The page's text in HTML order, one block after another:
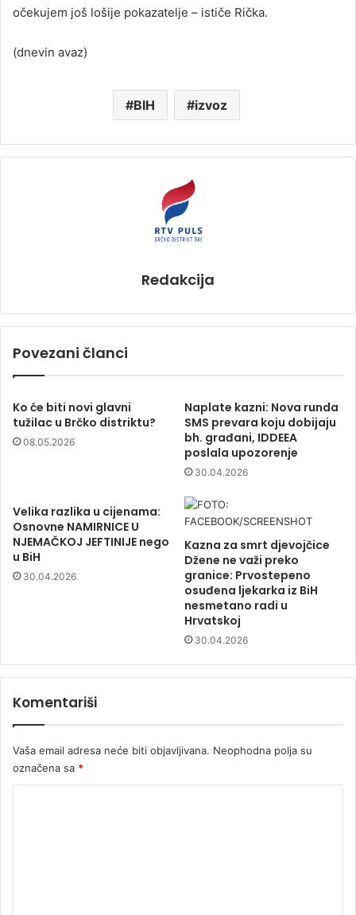
očekujem još lošije pokazatelje – ističe Rička.
(dnevin avaz)
BIH izvoz
Redakcija
Povezani članci
Ko će biti novi glavni
tužilac u Brčko distriktu?
08.05.2026
Naplate kazni: Nova runda
SMS prevara koju dobijaju
bh. građani, IDDEEA
poslala upozorenje
30.04.2026
Velika razlika u cijenama:
Osnovne NAMIRNICE U
NJEMAČKOJ JEFTINIJE nego
u BiH
30.04.2026
Kazna za smrt djevojčice
Džene ne važi preko
granice: Prvostepeno
osuđena ljekarka iz BiH
nesmetano radi u
Hrvatskoj
30.04.2026
Komentariši
Vaša email adresa neće biti objavljivana. Neophodna polja su
označena sa *